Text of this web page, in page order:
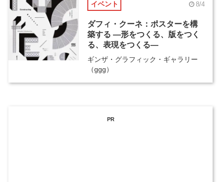
イベント 8/4
ダフィ・クーネ：ポスターを構
築する ―形をつくる、版をつく
る、表現をつくる―
ギンザ・グラフィック・ギャラリー
（ggg）
PR